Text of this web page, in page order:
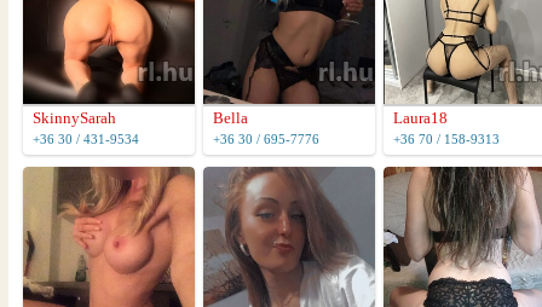
SkinnySarah
+36 30 / 431-9534
Bella
+36 30 / 695-7776
Laura18
+36 70 / 158-9313